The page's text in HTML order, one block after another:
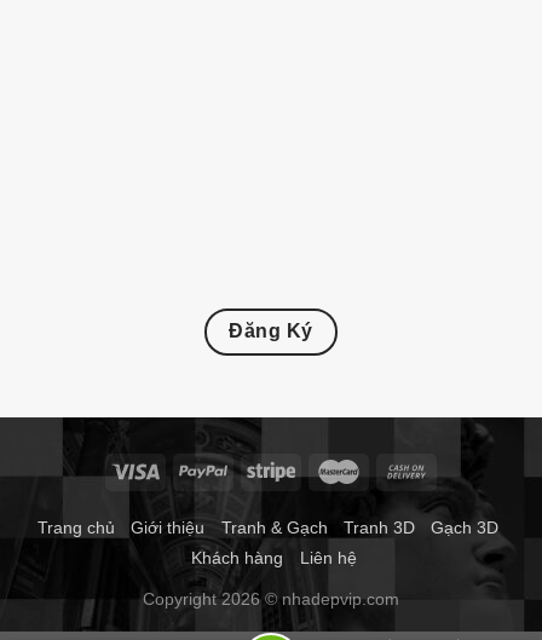
Đăng Ký
Trang chủ Giới thiệu Tranh & Gạch Tranh 3D
Gạch 3D
Khách hàng
Liên hệ
Copyright 2026 © nhadepvip.com